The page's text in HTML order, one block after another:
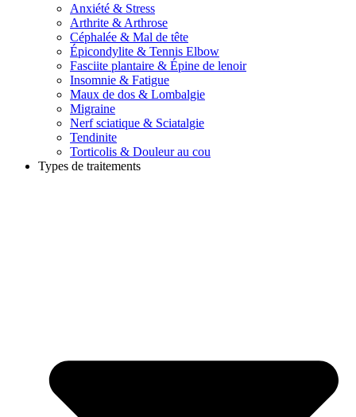
Anxiété & Stress
Arthrite & Arthrose
Céphalée & Mal de tête
Épicondylite & Tennis Elbow
Fasciite plantaire & Épine de lenoir
Insomnie & Fatigue
Maux de dos & Lombalgie
Migraine
Nerf sciatique & Sciatalgie
Tendinite
Torticolis & Douleur au cou
Types de traitements